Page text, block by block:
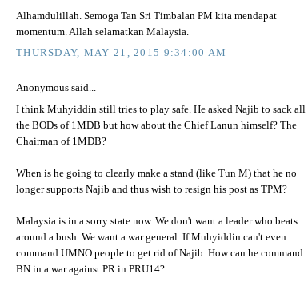
Alhamdulillah. Semoga Tan Sri Timbalan PM kita mendapat
momentum. Allah selamatkan Malaysia.
THURSDAY, MAY 21, 2015 9:34:00 AM
Anonymous said...
I think Muhyiddin still tries to play safe. He asked Najib to sack all
the BODs of 1MDB but how about the Chief Lanun himself? The
Chairman of 1MDB?
When is he going to clearly make a stand (like Tun M) that he no
longer supports Najib and thus wish to resign his post as TPM?
Malaysia is in a sorry state now. We don't want a leader who beats
around a bush. We want a war general. If Muhyiddin can't even
command UMNO people to get rid of Najib. How can he command
BN in a war against PR in PRU14?